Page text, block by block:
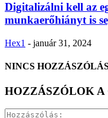
Digitalizálni kell az
munkaerőhiányt is
Hex1 - január 31, 2024
NINCS
HOZZÁSZÓLOK